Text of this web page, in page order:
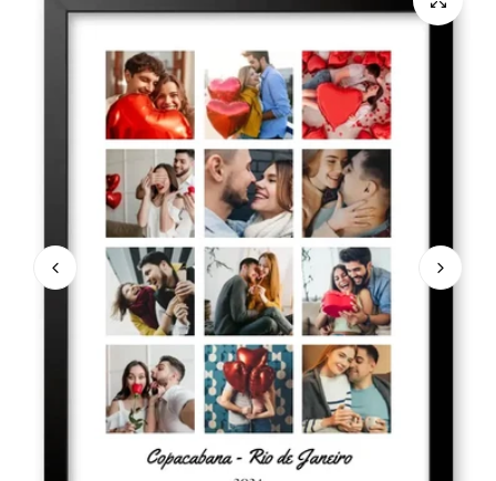
FRETE GRÁTIS nas compras acima de R$200
Ganhe 15% OFF com o cupom: AMOR
FRETE GRÁTIS nas compras acima de R$200
Ganhe 15% OFF com o cupom: AMOR
FRETE GRÁTIS nas compras acima de R$200
Ganhe 15% OFF com o cupom: AMOR
FRETE GRÁTIS nas compras acima de R$200